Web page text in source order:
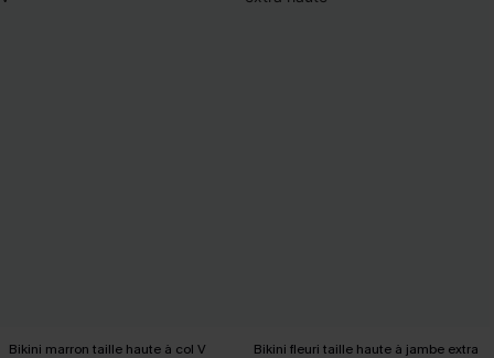
Bikini marron taille haute à col V
Bikini fleuri taille haute à jambe extra